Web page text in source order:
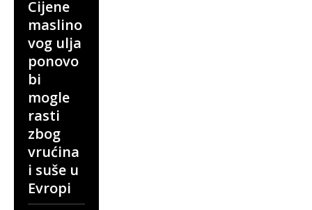
Cijene
maslino
vog ulja
ponovo
bi
mogle
rasti
zbog
vrućina
i suše u
Evropi